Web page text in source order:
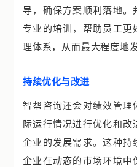
导，确保方案顺利落地
专业的培训，帮助员工更
理体系，从而最大程度地
持续优化与改进
智帮咨询还会对绩效管理
际运行情况进行优化和
企业的发展需求。这种持
企业在动态的市场环境中